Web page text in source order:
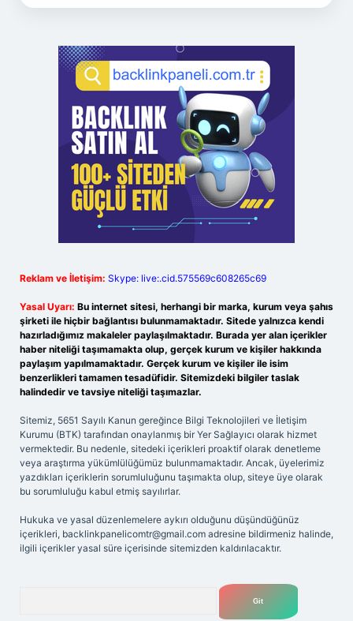
Reklam ve İletişim: Skype: live:.cid.575569c608265c69
Yasal Uyarı: Bu internet sitesi, herhangi bir marka, kurum veya şahıs
şirketi ile hiçbir bağlantısı bulunmamaktadır. Sitede yalnızca kendi
hazırladığımız makaleler paylaşılmaktadır. Burada yer alan içerikler
haber niteliği taşımamakta olup, gerçek kurum ve kişiler hakkında
paylaşım yapılmamaktadır. Gerçek kurum ve kişiler ile isim
benzerlikleri tamamen tesadüfidir. Sitemizdeki bilgiler taslak
halindedir ve tavsiye niteliği taşımazlar.
Sitemiz, 5651 Sayılı Kanun gereğince Bilgi Teknolojileri ve İletişim
Kurumu (BTK) tarafından onaylanmış bir Yer Sağlayıcı olarak hizmet
vermektedir. Bu nedenle, sitedeki içerikleri proaktif olarak denetleme
veya araştırma yükümlülüğümüz bulunmamaktadır. Ancak, üyelerimiz
yazdıkları içeriklerin sorumluluğunu taşımakta olup, siteye üye olarak
bu sorumluluğu kabul etmiş sayılırlar.
Hukuka ve yasal düzenlemelere aykırı olduğunu düşündüğünüz
içerikleri, backlinkpanelicomtr@gmail.com adresine bildirmeniz halinde,
ilgili içerikler yasal süre içerisinde sitemizden kaldırılacaktır.